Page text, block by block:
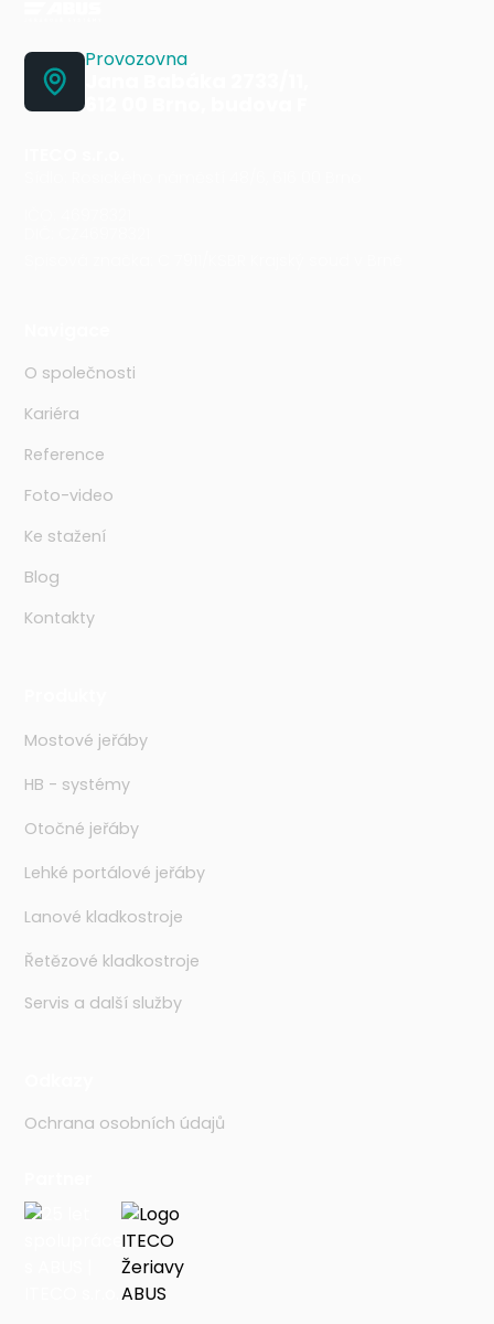
Provozovna
612 00 Brno, budova F
O společnosti
Kariéra
Reference
Foto-video
Ke stažení
Blog
Kontakty
Mostové jeřáby
HB - systémy
Otočné jeřáby
Lehké portálové jeřáby
Lanové kladkostroje
Řetězové kladkostroje
Servis a další služby
Ochrana osobních údajů